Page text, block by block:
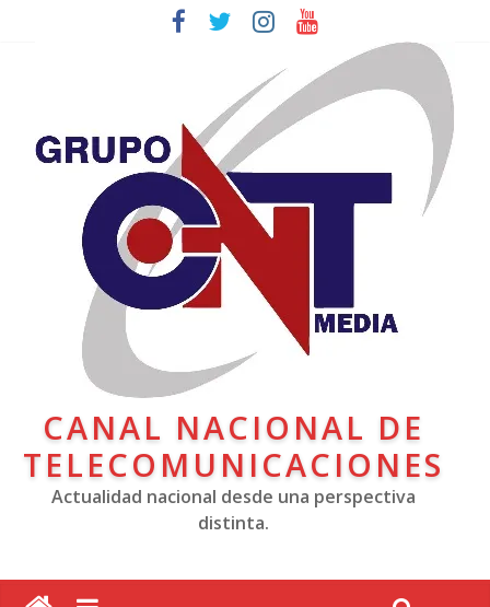
CANAL NACIONAL DE
TELECOMUNICACIONES
Actualidad nacional desde una perspectiva
distinta.